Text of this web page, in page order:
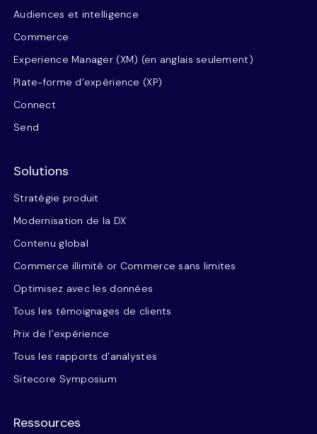
Audiences et intelligence
Commerce
Experience Manager (XM) (en anglais seulement)
Plate-forme d’expérience (XP)
Connect
Send
Solutions
Stratégie produit
Modernisation de la DX
Contenu global
Commerce illimité or Commerce sans limites
Optimisez avec les données
Tous les témoignages de clients
Prix de l’expérience
Tous les rapports d’analystes
Sitecore Symposium
Ressources